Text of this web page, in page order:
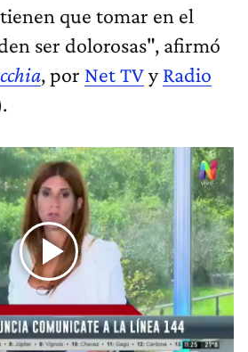
que tomar en el
ser dolorosas", afirmó
, por Net TVyRadio